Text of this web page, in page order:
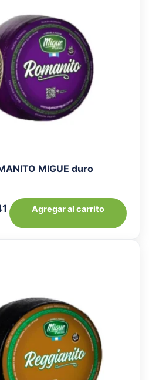
MIGUE duro
Agregar al carrito